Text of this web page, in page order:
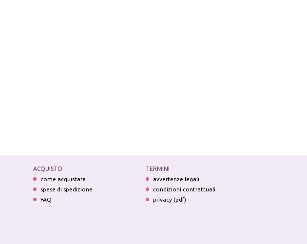
ACQUISTO
come acquistare
spese di spedizione
FAQ
TERMINI
avvertenze legali
condizioni contrattuali
privacy (pdf)